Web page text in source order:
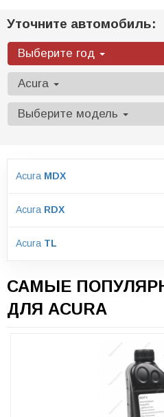
Уточните автомобиль:
Выберите год
Acura
Выберите модель
Acura MDX
Acura RDX
Acura TL
САМЫЕ
ДЛЯ ACURA